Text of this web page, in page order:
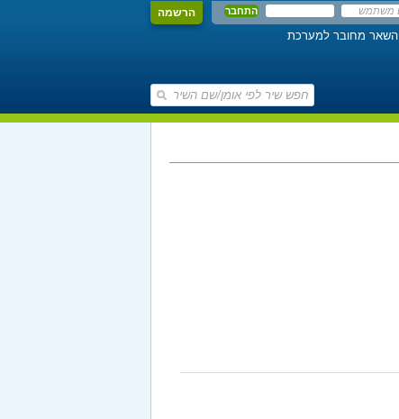
הרשמה
השאר מחובר למערכת